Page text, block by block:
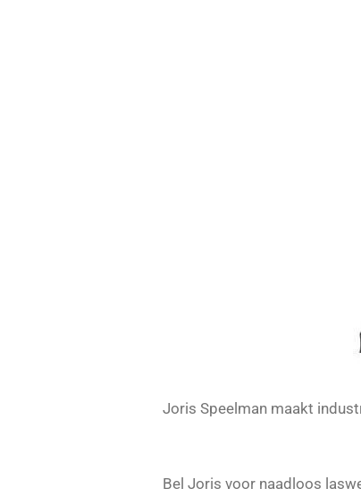
Joris Speelman maakt
Bel Joris voor naadloos